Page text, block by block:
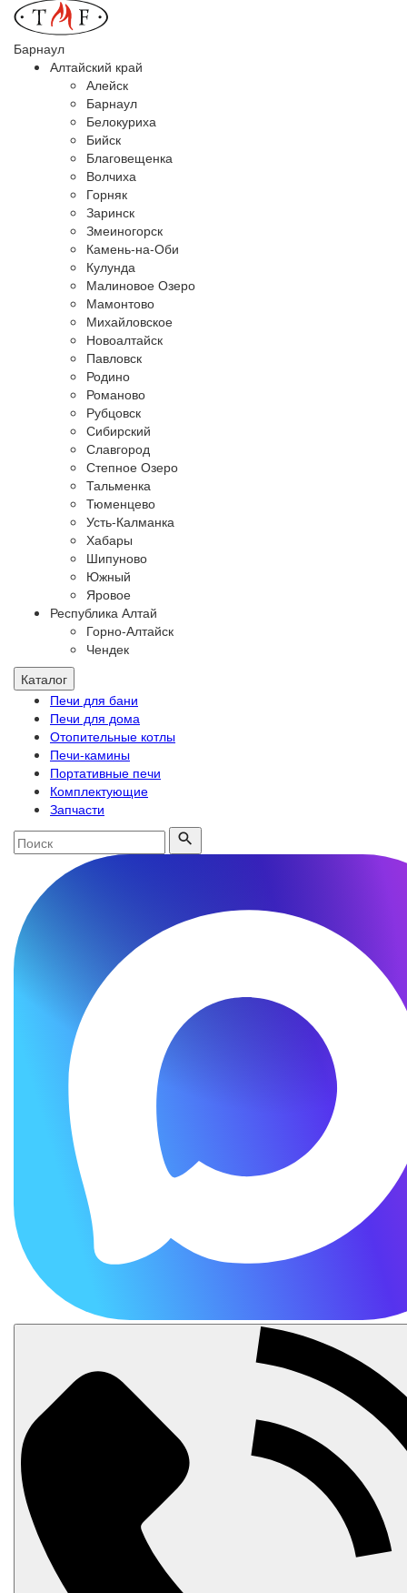
Барнаул
Алтайский край
Алейск
Барнаул
Белокуриха
Бийск
Благовещенка
Волчиха
Горняк
Заринск
Змеиногорск
Камень-на-Оби
Кулунда
Малиновое Озеро
Мамонтово
Михайловское
Новоалтайск
Павловск
Родино
Романово
Рубцовск
Сибирский
Славгород
Степное Озеро
Тальменка
Тюменцево
Усть-Калманка
Хабары
Шипуново
Южный
Яровое
Республика Алтай
Горно-Алтайск
Чендек
Каталог
Печи для бани
Печи для дома
Отопительные котлы
Печи-камины
Портативные печи
Комплектующие
Запчасти